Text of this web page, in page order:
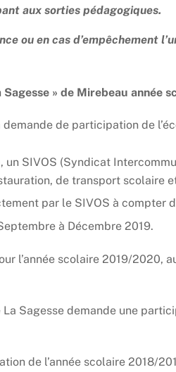
aux sorties pédagogiques.
ou en cas
» de Mirebeau année
de participation de
SIVOS (Syndicat
de transport scolaire
par le SIVOS à compter
à Décembre 2019.
l’année scolaire 2019/2020,
Sagesse demande une
de l’année scolaire 2018/